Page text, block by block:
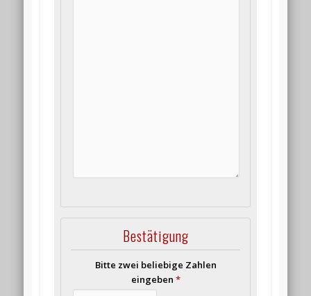
Bestätigung
Bitte zwei beliebige Zahlen
eingeben *